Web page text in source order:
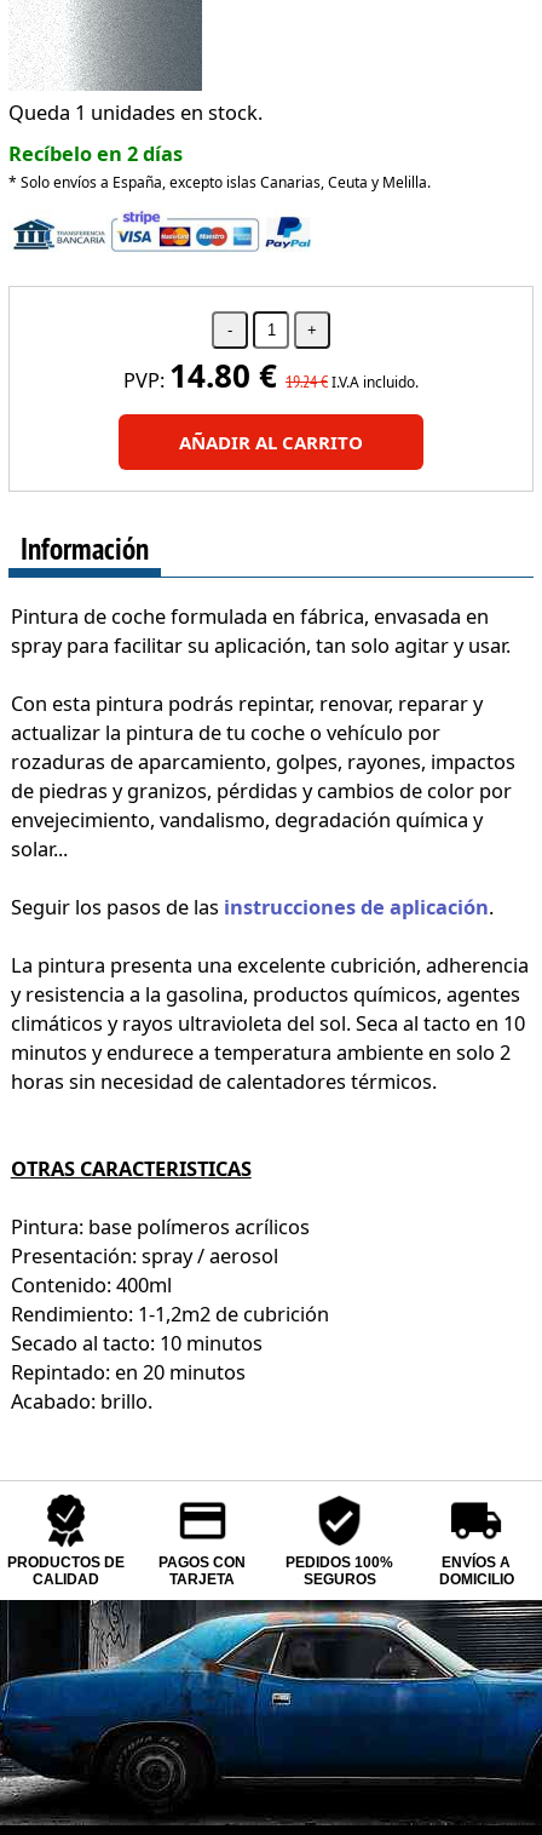
Queda 1 unidades en stock.
Recíbelo en 2 días
* Solo envíos a España, excepto islas Canarias, Ceuta y Melilla.
PVP: 14.80 € 19.24€I.V.A incluido.
AÑADIR AL CARRITO
Información
Pintura de coche formulada en fábrica, envasada en
spray para facilitar su aplicación, tan solo agitar y usar.
Con esta pintura podrás repintar, renovar, reparar y
actualizar la pintura de tu coche o vehículo por
rozaduras de aparcamiento, golpes, rayones, impactos
de piedras y granizos, pérdidas y cambios de color por
envejecimiento, vandalismo, degradación química y
solar...
Seguir los pasos de las instrucciones de aplicación.
La pintura presenta una excelente cubrición, adherencia
y resistencia a la gasolina, productos químicos, agentes
climáticos y rayos ultravioleta del sol. Seca al tacto en 10
minutos y endurece a temperatura ambiente en solo 2
horas sin necesidad de calentadores térmicos.
OTRAS CARACTERISTICAS
Pintura: base polímeros acrílicos
Presentación: spray / aerosol
Contenido: 400ml
Rendimiento: 1-1,2m2 de cubrición
Secado al tacto: 10 minutos
Repintado: en 20 minutos
Acabado: brillo.
PRODUCTOS DE
CALIDAD
PAGOS CON
TARJETA
PEDIDOS 100%
SEGUROS
ENVÍOS A
DOMICILIO